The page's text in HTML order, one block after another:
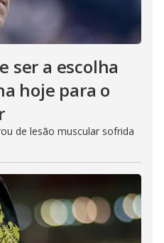
ser a escolha
hoje para o
de lesão muscular sofrida